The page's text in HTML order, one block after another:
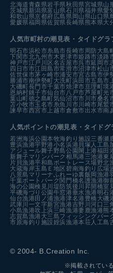
北海道青森県岩手県秋田県宮城県山
茨城県 新潟県富山県石川県福井県愛
和歌山県京都府広島県 岡山県山口県
愛媛県福岡県佐賀県長崎県 熊本県大
人気市町村の潮見表・タイドグラ
明石市浜松市糸島市長崎市 周防大島
下関市北九州市木更津市姫路市淡路
神戸市江戸川区名古屋市呉市延岡市
四日市市江田島市常滑市沼津市松山
佐世保市茅ヶ崎市浦安市宮古島市伊
勝浦市南伊勢町大洗町浜田市五島市
大磯町長門市千葉市焼津市亘理町境
恩納村銚子市仙台市 八戸市芦屋町光
葉山町徳之島町気仙沼市市川市桑名
苫小牧市玉名市糸魚川市 川崎市尾鷲
諫早市西宮市 上越市倉敷市出水市南
人気ポイントの潮見表・タイドグ
若洲海浜公園本牧海釣り施設三番瀬
豊浜漁港宇野港小名浜港 貝塚人工島
アジュール舞子野島公園閖上港福田
新舞子マリンパーク 相馬港 三池港東
片貝漁港平和島ボートレース場野北
大蔵海岸玉島Ｅ地区碧南海釣り広場
八景島マリーナふれーゆ裏飯岡漁港
千葉ポートパーク関門橋名護漁港御
海の公園検見川堤防筑後川昇開橋室
平磯海づり公園牛窓港垂水漁港 明石
仙台漁港田ノ浦漁港津名港 豊橋 大磯
武庫川一文字新宮漁港吉野川河口 三
小島漁港吹上浜三崎漁港妻鹿漁港熊
志賀島漁港 大三島フィッシングパー
市原海釣り施設姪浜漁港本荘人工島
© 2004- B.Creation Inc.
※掲載されてい